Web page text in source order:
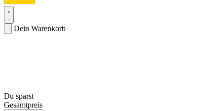
Dein Warenkorb
Du sparst
Gesamtpreis